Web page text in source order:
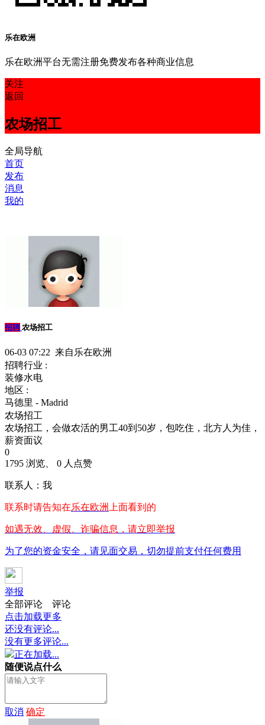
乐在欧洲
乐在欧洲平台无需注册免费发布各种商业信息
关注
返回
农场招工
全局导航
首页
发布
消息
我的
招聘 农场招工
06-03 07:22 来自乐在欧洲
招聘行业 :
装修水电
地区 :
马德里 - Madrid
农场招工
农场招工，会做农活的男工40到50岁，包吃住，北方人为佳，
薪资面议
0
1795 浏览、 0 人点赞
联系人：我
联系时请告知在乐在欧洲 上面看到的
如遇无效、虚假、诈骗信息，请立即举报
为了您的资金安全，请见面交易，切勿提前支付任何费用
举报
全部评论
评论
点击加载更多
还没有评论...
没有更多评论...
正在加载...
随便说点什么
取消 确定